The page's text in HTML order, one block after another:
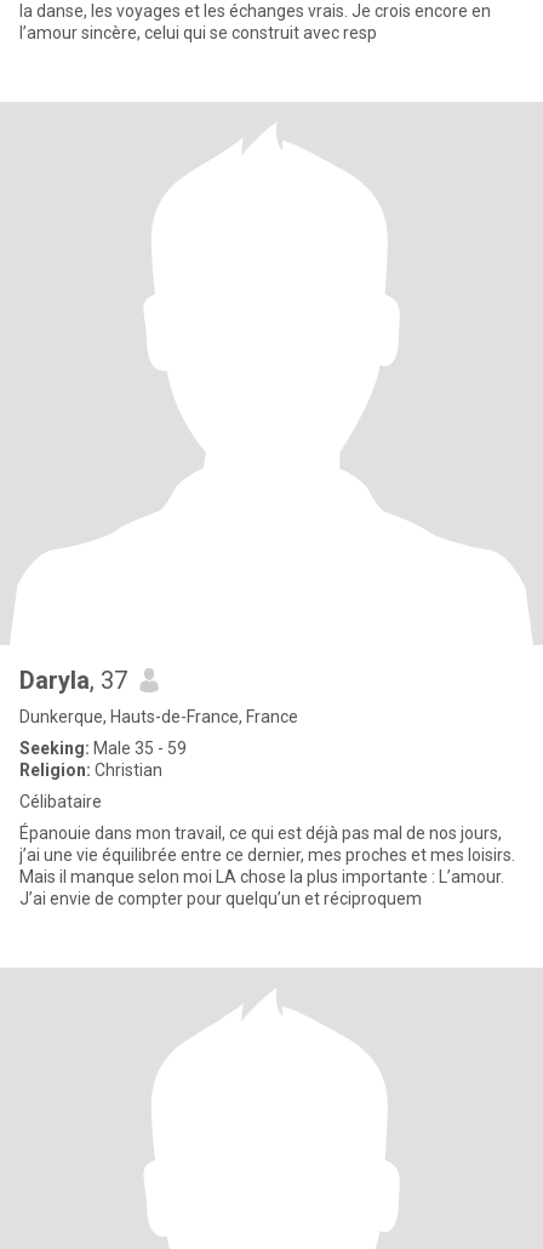
la danse, les voyages et les échanges vrais. Je crois encore en
l’amour sincère, celui qui se construit avec resp
Daryla, 37
Dunkerque, Hauts-de-France, France
Seeking: Male 35 - 59
Religion: Christian
Célibataire
Épanouie dans mon travail, ce qui est déjà pas mal de nos jours,
j’ai une vie équilibrée entre ce dernier, mes proches et mes loisirs.
Mais il manque selon moi LA chose la plus importante : L’amour.
J’ai envie de compter pour quelqu’un et réciproquem